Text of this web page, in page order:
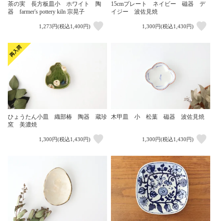
茶の実 長方板皿小 ホワイト 陶
器 farmer's pottery kiln 宗晃子
1,273円(税込1,400円)
15cmプレート ネイビー 磁器 デ
イジー 波佐見焼
1,300円(税込1,430円)
ひょうたん小皿 織部椿 陶器 蔵珍
窯 美濃焼
1,300円(税込1,430円)
木甲皿 小 松葉 磁器 波佐見焼
1,300円(税込1,430円)